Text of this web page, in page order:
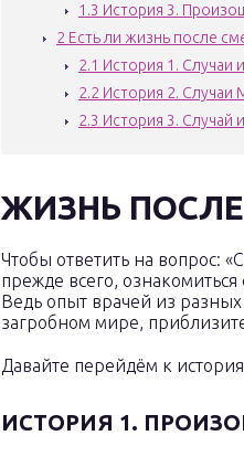
1.3 История 3.
2 Есть ли жизнь после
2.1 История 1. Случаи
2.2 История 2. Случаи
2.3 История 3. Случай
ЖИЗНЬ
Чтобы ответить на вопрос:
прежде всего,
Ведь опыт врачей из
загробном мире,
Давайте перейдём к
ИСТОРИЯ 1.